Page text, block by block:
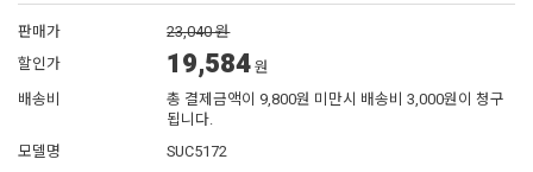
판매가
23,040 원
할인가
19,584원
배송비
총 결제금액이 9,800원 미만시 배송비 3,000원이 청구
됩니다.
모델명
SUC5172